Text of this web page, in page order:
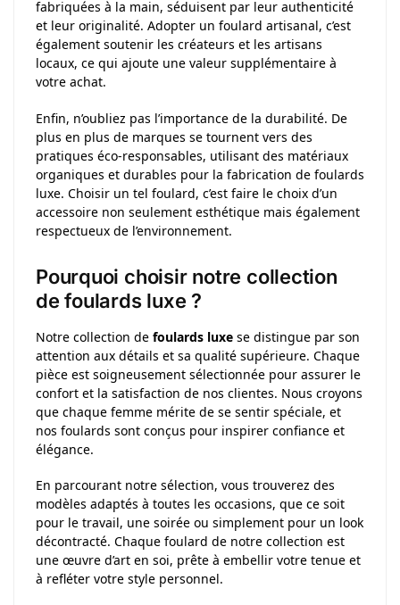
fabriquées à la main, séduisent par leur authenticité
et leur originalité. Adopter un foulard artisanal, c’est
également soutenir les créateurs et les artisans
locaux, ce qui ajoute une valeur supplémentaire à
votre achat.
Enfin, n’oubliez pas l’importance de la durabilité. De
plus en plus de marques se tournent vers des
pratiques éco-responsables, utilisant des matériaux
organiques et durables pour la fabrication de foulards
luxe. Choisir un tel foulard, c’est faire le choix d’un
accessoire non seulement esthétique mais également
respectueux de l’environnement.
Pourquoi choisir notre collection
de foulards luxe ?
Notre collection de foulards luxe se distingue par son
attention aux détails et sa qualité supérieure. Chaque
pièce est soigneusement sélectionnée pour assurer le
confort et la satisfaction de nos clientes. Nous croyons
que chaque femme mérite de se sentir spéciale, et
nos foulards sont conçus pour inspirer confiance et
élégance.
En parcourant notre sélection, vous trouverez des
modèles adaptés à toutes les occasions, que ce soit
pour le travail, une soirée ou simplement pour un look
décontracté. Chaque foulard de notre collection est
une œuvre d’art en soi, prête à embellir votre tenue et
à refléter votre style personnel.